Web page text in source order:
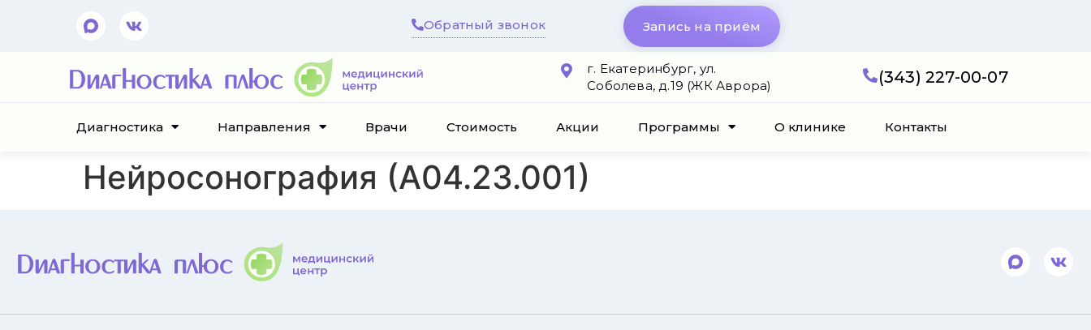
Обратный звонок Запись на приём
г. Екатеринбург, ул.
Соболева, д.19 (ЖК Аврора)
(343) 227-00-07
Диагностика Направления Врачи Стоимость Акции Программы О клинике Контакты
Нейросонография (А04.23.001)